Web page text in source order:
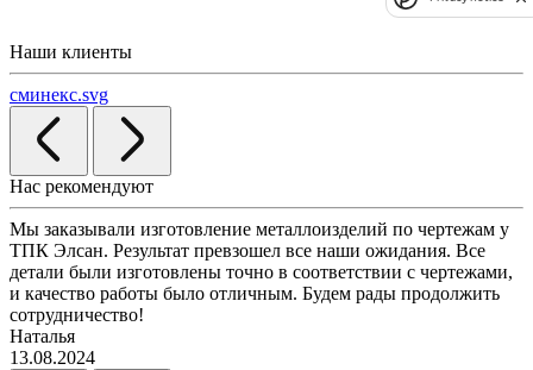
Наши клиенты
сминекс.svg
Нас рекомендуют
Мы заказывали изготовление металлоизделий по чертежам у
ТПК Элсан. Результат превзошел все наши ожидания. Все
детали были изготовлены точно в соответствии с чертежами,
и качество работы было отличным. Будем рады продолжить
сотрудничество!
Наталья
13.08.2024